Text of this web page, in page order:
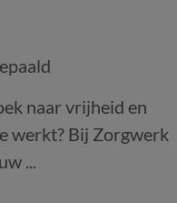
naar vrijheid en
werkt? Bij Zorgwerk
...